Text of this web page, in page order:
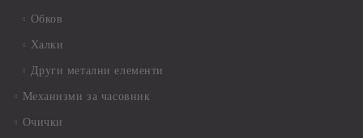
Обков
Халки
Други метални елементи
Механизми за часовник
Очички